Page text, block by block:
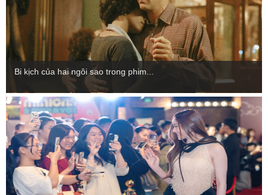
Bi kịch của hai ngôi sao trong phim...